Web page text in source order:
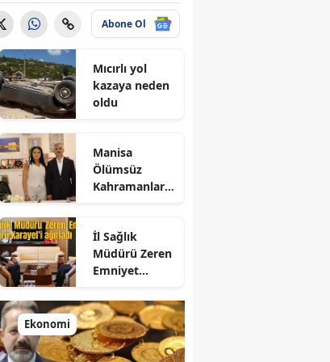
Abone Ol
Mıcırlı yol
kazaya neden
oldu
Manisa
Ölümsüz
Kahramanlar
ve Dayanışma
Derneği
Başkan
ağırladı
İl Sağlık
Müdürü Zeren
Emniyet
Karayel’i
ağırladı
Ekonomi